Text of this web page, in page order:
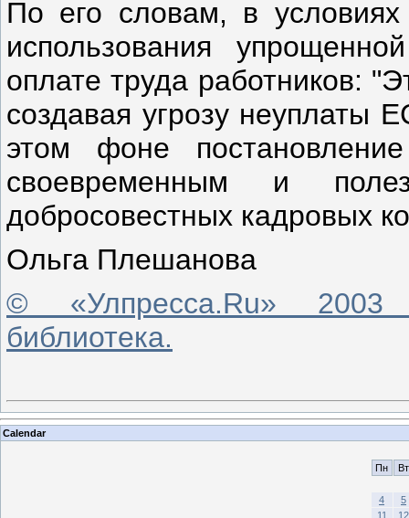
По его словам, в условиях
использования
оплате труда работников:
создавая угрозу неуплаты
этом фоне
своевременным и
добросовестных кадровых
Ольга Плешанова
© «Улпресса.Ru» 2003
библиотека.
Calendar
Пн Вт
4
5
11
12